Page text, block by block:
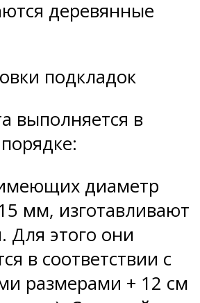
деревянные
подкладок
выполняется в
диаметр
мм, изготавливают
Для этого они
в соответствии с
размерами + 12 см